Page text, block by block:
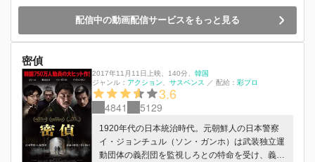
配信中の動画配信サービスをもっと見る
密偵
2017年11月11日上映 140分
韓国
ジャンル： アクション サスペンス ／ 配給： 彩プロ
3.6
4841 5129
1920年代の日本統治時代。元朝鮮人の日本警察
イ・ジョンチュル（ソン・ガンホ）は武装独立運
動団体の義烈団を監視しろとの特命を受け、義烈